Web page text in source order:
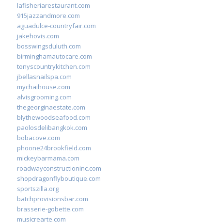
lafisheriarestaurant.com
915jazzandmore.com
aguadulce-countryfair.com
jakehovis.com
bosswingsduluth.com
birminghamautocare.com
tonyscountrykitchen.com
jbellasnailspa.com
mychaihouse.com
alvisgrooming.com
thegeorginaestate.com
blythewoodseafood.com
paolosdelibangkok.com
bobacove.com
phoone24brookfield.com
mickeybarmama.com
roadwayconstructioninc.com
shopdragonflyboutique.com
sportszilla.org
batchprovisionsbar.com
brasserie-gobette.com
musicrearte.com